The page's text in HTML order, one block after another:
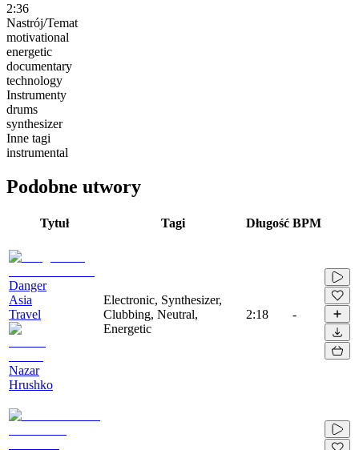
2:36
Nastrój/Temat
motivational
energetic
documentary
technology
Instrumenty
drums
synthesizer
Inne tagi
instrumental
Podobne utwory
Tytuł Tagi Długość BPM
Danger
Asia
Travel
Nazar
Hrushko
Electronic, Synthesizer,
Clubbing, Neutral,
Energetic
2:18 -